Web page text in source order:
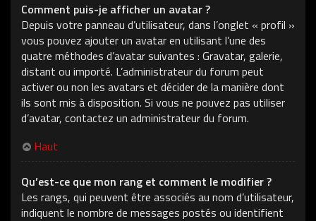
Comment puis-je afficher un avatar ?
Depuis votre panneau d’utilisateur, dans l’onglet « profil »
vous pouvez ajouter un avatar en utilisant l’une des
quatre méthodes d’avatar suivantes : Gravatar, galerie,
distant ou importé. L’administrateur du forum peut
activer ou non les avatars et décider de la manière dont
ils sont mis à disposition. Si vous ne pouvez pas utiliser
d’avatar, contactez un administrateur du forum.
Haut
Qu’est-ce que mon rang et comment le modifier ?
Les rangs, qui peuvent être associés au nom d’utilisateur,
indiquent le nombre de messages postés ou identifient